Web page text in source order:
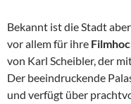
Bekannt ist die Stadt
vor allem für ihre
von Karl Scheibler, der
Der beeindruckende
und verfügt über